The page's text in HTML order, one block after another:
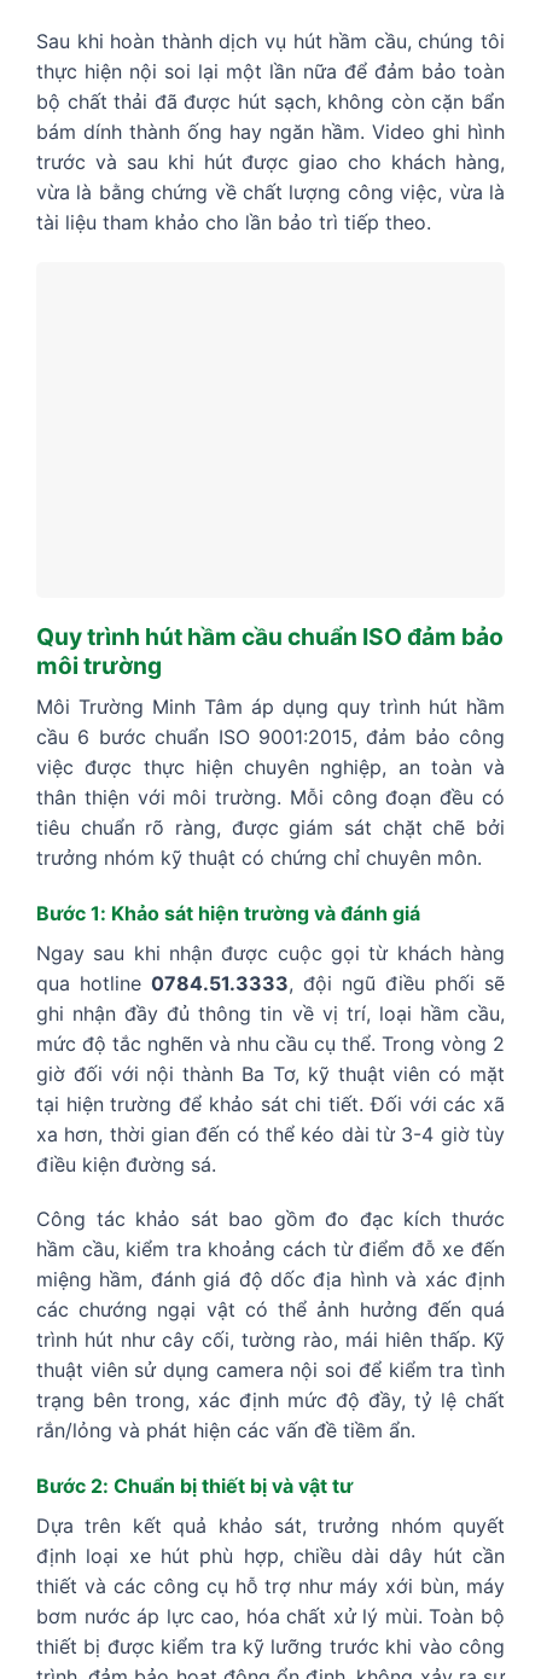
Sau khi hoàn thành dịch vụ hút hầm cầu, chúng tôi
thực hiện nội soi lại một lần nữa để đảm bảo toàn
bộ chất thải đã được hút sạch, không còn cặn bẩn
bám dính thành ống hay ngăn hầm. Video ghi hình
trước và sau khi hút được giao cho khách hàng,
vừa là bằng chứng về chất lượng công việc, vừa là
tài liệu tham khảo cho lần bảo trì tiếp theo.
Quy trình hút hầm cầu chuẩn ISO đảm bảo
môi trường
Môi Trường Minh Tâm áp dụng quy trình hút hầm
cầu 6 bước chuẩn ISO 9001:2015, đảm bảo công
việc được thực hiện chuyên nghiệp, an toàn và
thân thiện với môi trường. Mỗi công đoạn đều có
tiêu chuẩn rõ ràng, được giám sát chặt chẽ bởi
trưởng nhóm kỹ thuật có chứng chỉ chuyên môn.
Bước 1: Khảo sát hiện trường và đánh giá
Ngay sau khi nhận được cuộc gọi từ khách hàng
qua hotline 0784.51.3333, đội ngũ điều phối sẽ
ghi nhận đầy đủ thông tin về vị trí, loại hầm cầu,
mức độ tắc nghẽn và nhu cầu cụ thể. Trong vòng 2
giờ đối với nội thành Ba Tơ, kỹ thuật viên có mặt
tại hiện trường để khảo sát chi tiết. Đối với các xã
xa hơn, thời gian đến có thể kéo dài từ 3-4 giờ tùy
điều kiện đường sá.
Công tác khảo sát bao gồm đo đạc kích thước
hầm cầu, kiểm tra khoảng cách từ điểm đỗ xe đến
miệng hầm, đánh giá độ dốc địa hình và xác định
các chướng ngại vật có thể ảnh hưởng đến quá
trình hút như cây cối, tường rào, mái hiên thấp. Kỹ
thuật viên sử dụng camera nội soi để kiểm tra tình
trạng bên trong, xác định mức độ đầy, tỷ lệ chất
rắn/lỏng và phát hiện các vấn đề tiềm ẩn.
Bước 2: Chuẩn bị thiết bị và vật tư
Dựa trên kết quả khảo sát, trưởng nhóm quyết
định loại xe hút phù hợp, chiều dài dây hút cần
thiết và các công cụ hỗ trợ như máy xới bùn, máy
bơm nước áp lực cao, hóa chất xử lý mùi. Toàn bộ
thiết bị được kiểm tra kỹ lưỡng trước khi vào công